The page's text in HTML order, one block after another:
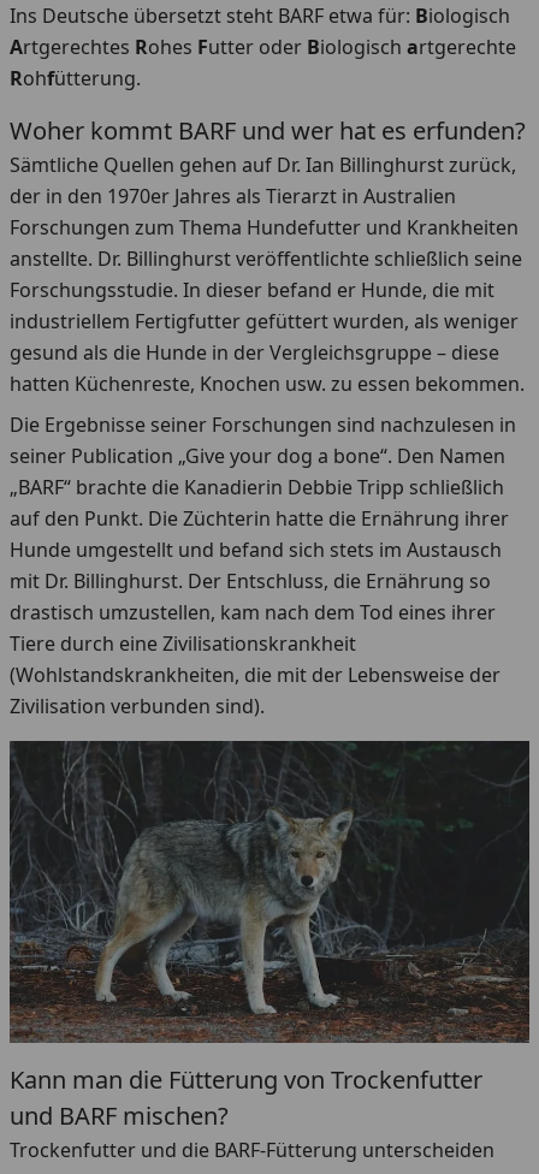
Ins Deutsche übersetzt steht BARF etwa für: Biologisch
Artgerechtes Rohes Futter oder Biologisch artgerechte
Rohfütterung.
Woher kommt BARF und wer hat es erfunden?
Sämtliche Quellen gehen auf Dr. Ian Billinghurst zurück,
der in den 1970er Jahres als Tierarzt in Australien
Forschungen zum Thema Hundefutter und Krankheiten
anstellte. Dr. Billinghurst veröffentlichte schließlich seine
Forschungsstudie. In dieser befand er Hunde, die mit
industriellem Fertigfutter gefüttert wurden, als weniger
gesund als die Hunde in der Vergleichsgruppe – diese
hatten Küchenreste, Knochen usw. zu essen bekommen.
Die Ergebnisse seiner Forschungen sind nachzulesen in
seiner Publication „Give your dog a bone“. Den Namen
„BARF“ brachte die Kanadierin Debbie Tripp schließlich
auf den Punkt. Die Züchterin hatte die Ernährung ihrer
Hunde umgestellt und befand sich stets im Austausch
mit Dr. Billinghurst. Der Entschluss, die Ernährung so
drastisch umzustellen, kam nach dem Tod eines ihrer
Tiere durch eine Zivilisationskrankheit
(Wohlstandskrankheiten, die mit der Lebensweise der
Zivilisation verbunden sind).
Kann man die Fütterung von Trockenfutter
und BARF mischen?
Trockenfutter und die BARF-Fütterung unterscheiden